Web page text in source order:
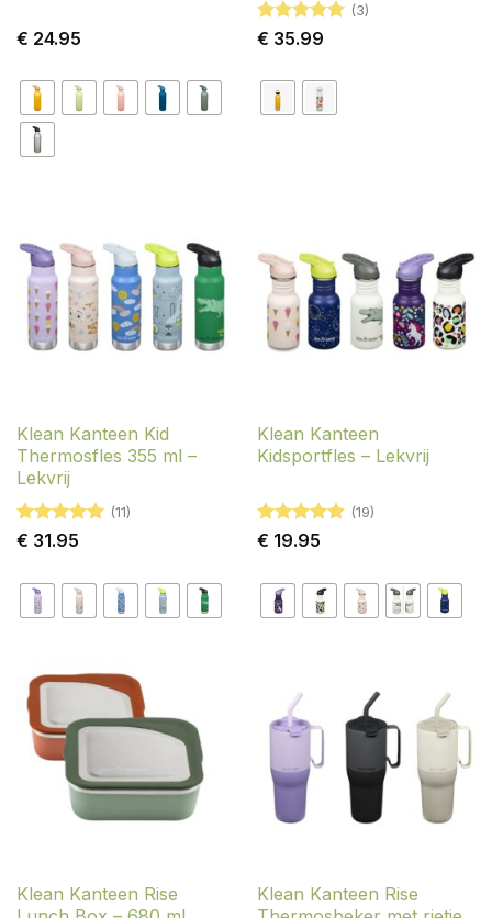
€ 24.95
Gewaardeerd
(3)
€ 35.99
Klean Kanteen Kid
Thermosfles 355 ml –
Lekvrij
Gewaardeerd
(11)
€ 31.95
Klean Kanteen
Kidsportfles – Lekvrij
Gewaardeerd
(19)
€ 19.95
Klean Kanteen Rise
Klean Kanteen Rise